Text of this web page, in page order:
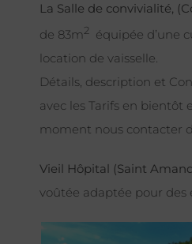
La Salle de convivialité,
de 83m2 équipée d’une
location de vaisselle.
Détails, description et
avec les Tarifs en bientôt
moment nous contacter
Vieil Hôpital (Saint
voûtée adaptée pour des